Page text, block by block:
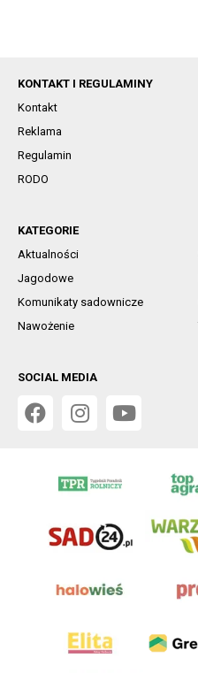
KONTAKT I REGULAMINY
Kontakt
Reklama
Regulamin
RODO
KATEGORIE
Aktualności
Jagodowe
Komunikaty sadownicze
Nawożenie
SOCIAL MEDIA